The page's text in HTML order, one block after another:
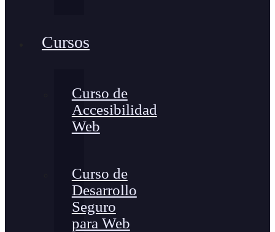
Cursos
Curso de
Accesibilidad
Web
Curso de
Desarrollo
Seguro
para Web